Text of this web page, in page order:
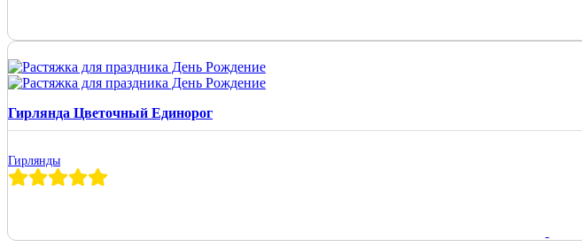
Гирлянда Цветочный Единорог
Гирлянды